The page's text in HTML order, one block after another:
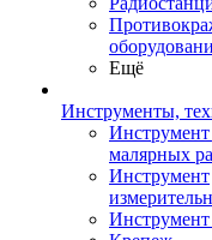
Ещё
Инструменты,
Инструмент
малярных
Инструмент